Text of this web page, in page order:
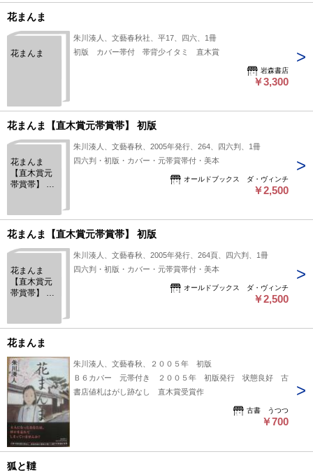
花まんま
花まんま
朱川湊人、文藝春秋社、平17、四六、1冊
初版 カバー帯付 帯背少イタミ 直木賞
岩森書店
￥3,300
花まんま【直木賞元帯賞帯】 初版
花まんま
【直木賞元
帯賞帯】 初
朱川湊人、文藝春秋、2005年発行、264、四六判、1冊
四六判・初版・カバー・元帯賞帯付・美本
オールドブックス ダ・ヴィンチ
￥2,500
花まんま【直木賞元帯賞帯】 初版
花まんま
【直木賞元
帯賞帯】 初
朱川湊人、文藝春秋、2005年発行、264頁、四六判、1冊
四六判・初版・カバー・元帯賞帯付・美本
オールドブックス ダ・ヴィンチ
￥2,500
花まんま
朱川湊人、文藝春秋、２００５年 初版
Ｂ６カバー 元帯付き ２００５年 初版発行 状態良好 古
書店値札はがし跡なし 直木賞受賞作
古書 うつつ
￥700
狐と韃